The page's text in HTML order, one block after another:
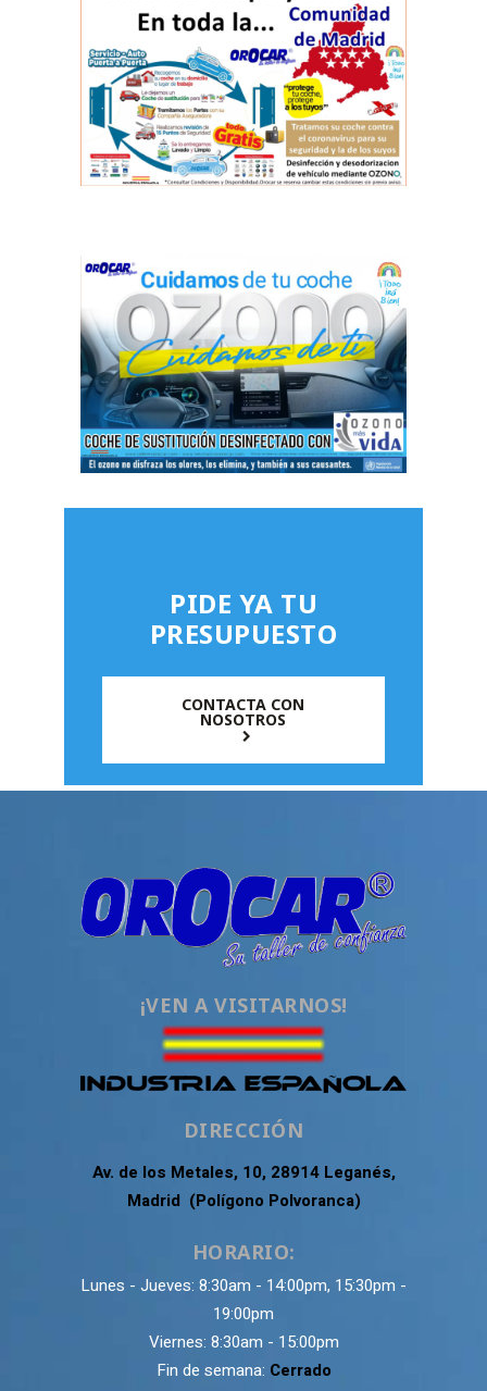
PIDE YA TU
PRESUPUESTO
CONTACTA CON
NOSOTROS
¡VEN A VISITARNOS!
DIRECCIÓN
Av. de los Metales, 10, 28914 Leganés,
Madrid (Polígono Polvoranca)
HORARIO:
Lunes - Jueves: 8:30am - 14:00pm, 15:30pm -
19:00pm
Viernes: 8:30am - 15:00pm
Fin de semana: Cerrado